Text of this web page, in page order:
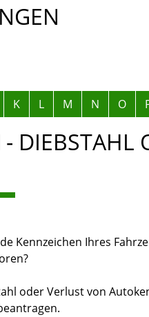
K L M N O
DIEBSTAHL
Kennzeichen Ihres
oder Verlust von